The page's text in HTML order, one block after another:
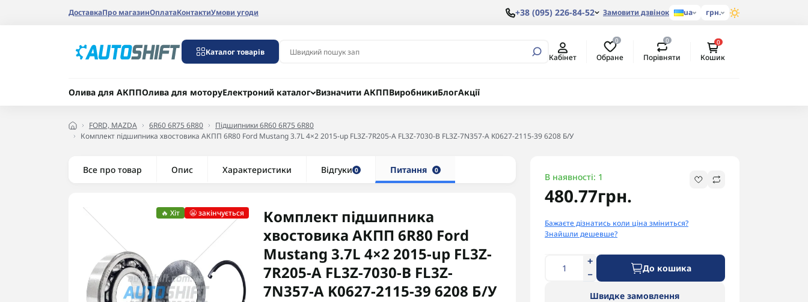
ДоставкаПро магазинОплатаКонтактиУмови угоди +38 (095) 226-84-52 Замовити дзвінок ua грн.
Каталог товарів
Кабінет
0
Обране
0
Порівняти
0
Кошик
Олива для АКППОлива для моторуЕлектроний каталог Визначити АКППВиробникиБлогАкції
FORD, MAZDA 6R60 6R75 6R80
Підшипники 6R60 6R75 6R80
Комплект підшипника хвостовика АКПП 6R80 Ford Mustang 3.7L 4×2 2015-up FL3Z-7R205-A FL3Z-7030-B FL3Z-7N357-A K0627-2115-39 6208 Б/У
Все про товар Опис Характеристики Відгуки 0 Питання 0
🔥 Хіт 😬 закінчується
Комплект підшипника
хвостовика АКПП 6R80 Ford
Mustang 3.7L 4×2 2015-up FL3Z-
7R205-A FL3Z-7030-B FL3Z-
7N357-A K0627-2115-39 6208 Б/У
В наявності: 1
480.77грн.
Бажаєте дізнатись коли ціна зміниться?
Знайшли дешевше?
До кошика
Швидке замовлення